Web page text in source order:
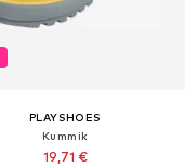
PLAYSHOES
Kummik
19,71 €